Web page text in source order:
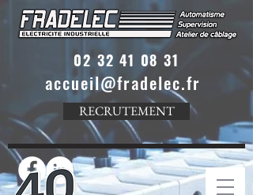
02 32 41 08 31
accueil@fradelec.fr
RECRUTEMENT